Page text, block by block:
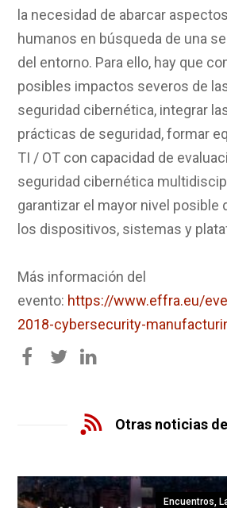
la necesidad de abarcar
humanos en búsqueda de una
del entorno. Para ello, hay que
posibles impactos severos de
seguridad cibernética, integrar
prácticas de seguridad, formar
TI / OT con capacidad de
seguridad cibernética
garantizar el mayor nivel posible
los dispositivos, sistemas y
Más información del
evento: https://www.effra.eu/
2018-cybersecurity-
Otras noticias
Encuentros